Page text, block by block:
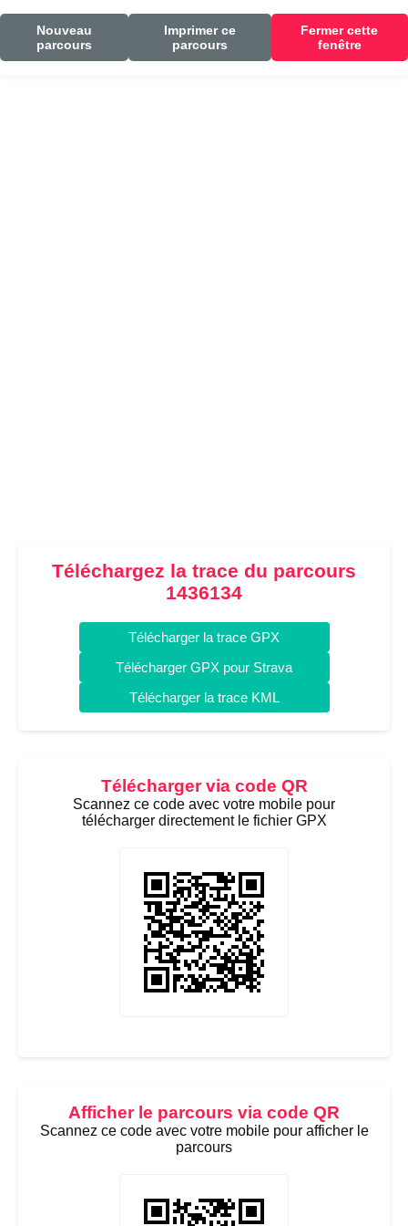
Nouveau
parcours
Imprimer ce
parcours
Fermer cette
fenêtre
Téléchargez la trace du parcours
1436134
Télécharger la trace GPX
Télécharger GPX pour Strava
Télécharger la trace KML
Télécharger via code QR
Scannez ce code avec votre mobile pour
télécharger directement le fichier GPX
Afficher le parcours via code QR
Scannez ce code avec votre mobile pour afficher le
parcours